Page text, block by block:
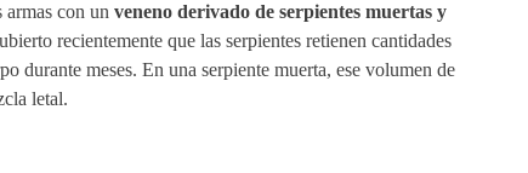
armas con un veneno derivado de serpientes muertas y
recientemente que las serpientes retienen cantidades
durante meses. En una serpiente muerta, ese volumen de
letal.